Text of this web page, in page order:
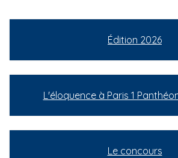
Édition 2026
L'éloquence à Paris 1
Le concours